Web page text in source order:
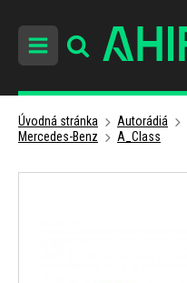
Úvodná stránka Autorádiá
Mercedes-Benz
A_Class